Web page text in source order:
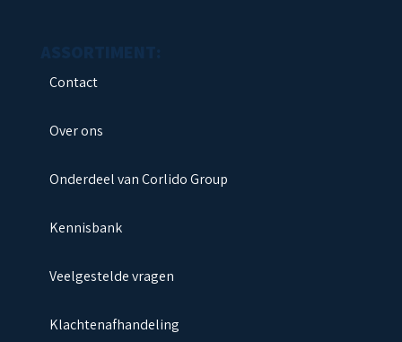
Contact
Over ons
Onderdeel van Corlido Group
Kennisbank
Veelgestelde vragen
Klachtenafhandeling